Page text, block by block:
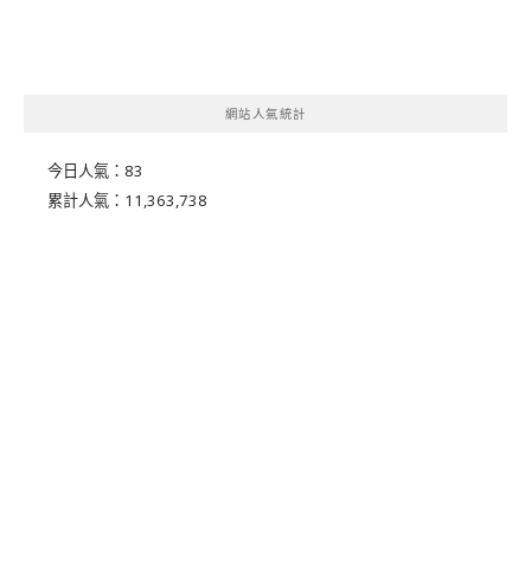
網站人氣統計
今日人氣： 83
累計人氣： 11,363,738